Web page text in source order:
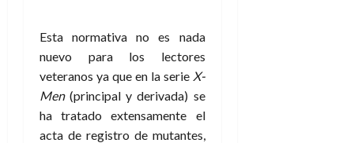
Esta normativa no es nada
nuevo para los lectores
veteranos ya que en la serieX-
Men(principal y derivada) se
ha tratado extensamente el
acta de registro de mutantes,